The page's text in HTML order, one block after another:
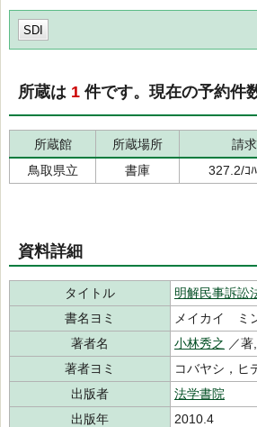
SDI
所蔵は 1 件です。現在の予約件
所蔵館 所蔵場所 請
鳥取県立
書庫 327.2/ｺ
資料詳細
タイトル
明解民事訴訟
書名ヨミ
メイカイ ミ
著者名
小林秀之 ／著,
著者ヨミ
コバヤシ，
出版者
法学書院
出版年
2010.4